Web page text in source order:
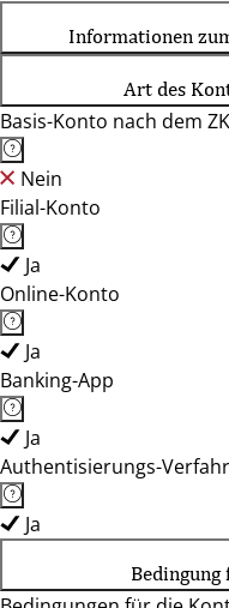
Informationen
Art des
Basis-Konto nach dem
Nein
Filial-Konto
Ja
Online-Konto
Ja
Banking-App
Ja
Authentisierungs-
Ja